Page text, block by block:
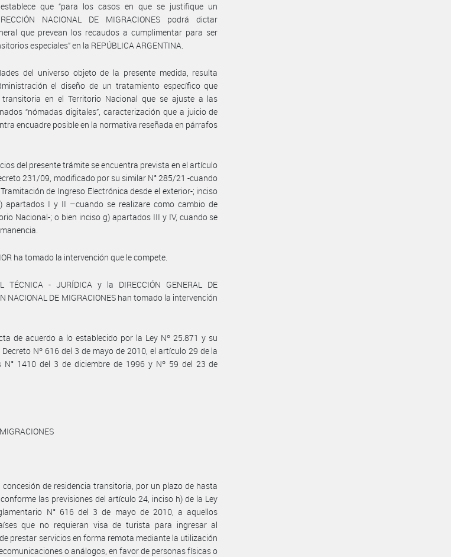
que “para los casos en que se justifique un
NACIONAL DE MIGRACIONES podrá dictar
que prevean los recaudos a cumplimentar para ser
especiales” en la REPÚBLICA ARGENTINA.
del universo objeto de la presente medida, resulta
el diseño de un tratamiento específico que
transitoria en el Territorio Nacional que se ajuste a las
“nómadas digitales”, caracterización que a juicio de
encuadre posible en la normativa reseñada en párrafos
del presente trámite se encuentra prevista en el artículo
231/09, modificado por su similar N° 285/21 -cuando
de Ingreso Electrónica desde el exterior-; inciso
I y II –cuando se realizare como cambio de
Nacional-; o bien inciso g) apartados III y IV, cuando se
ha tomado la intervención que le compete.
TÉCNICA - JURÍDICA y la DIRECCIÓN GENERAL DE
NACIONAL DE MIGRACIONES han tomado la intervención
de acuerdo a lo establecido por la Ley Nº 25.871 y su
Nº 616 del 3 de mayo de 2010, el artículo 29 de la
N° 1410 del 3 de diciembre de 1996 y Nº 59 del 23 de
concesión de residencia transitoria, por un plazo de hasta
conforme las previsiones del artículo 24, inciso h) de la Ley
N° 616 del 3 de mayo de 2010, a aquellos
que no requieran visa de turista para ingresar al
prestar servicios en forma remota mediante la utilización
o análogos, en favor de personas físicas o